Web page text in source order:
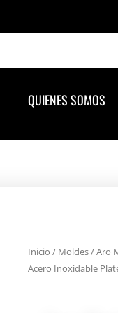
QUIENES SOMOS
Inicio / Moldes/ Aro
Acero Inoxidable